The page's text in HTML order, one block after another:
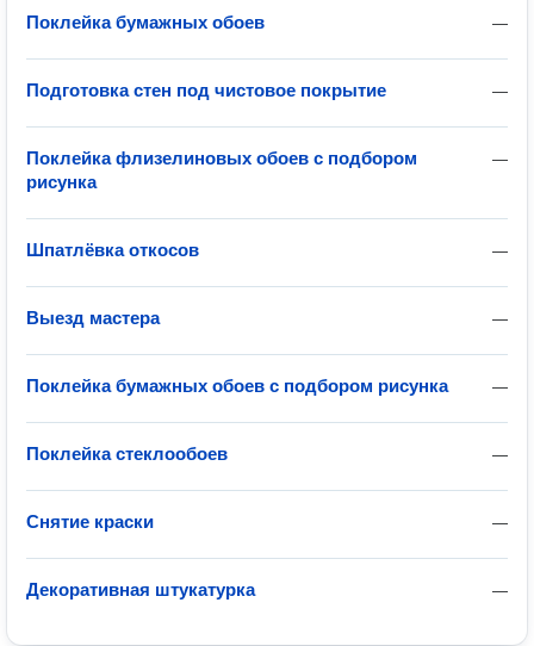
—
Поклейка бумажных обоев
—
Подготовка стен под чистовое покрытие
—
Поклейка флизелиновых обоев с подбором
рисунка
—
Шпатлёвка откосов
—
Выезд мастера
—
Поклейка бумажных обоев с подбором рисунка
—
Поклейка стеклообоев
—
Снятие краски
—
Декоративная штукатурка